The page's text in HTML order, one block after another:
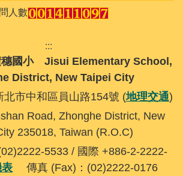
人數
:::
穗國小 Jisui Elementary School,
District, New Taipei City
北市中和區員山路154號 (地理交通)
Road, Zhonghe District, New
235018, Taiwan (R.O.C)
5533 / 國際 +886-2-2222-
傳真 (Fax)：(02)2222-0176